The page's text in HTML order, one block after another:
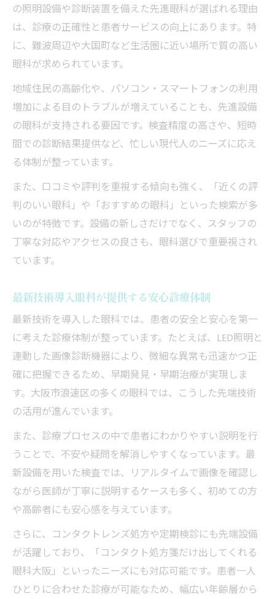
の照明設備や診断装置を備えた先進眼科が選ばれる理由
は、診療の正確性と患者サービスの向上にあります。特
に、難波周辺や大国町など生活圏に近い場所で質の高い
眼科が求められています。
地域住民の高齢化や、パソコン・スマートフォンの利用
増加による目のトラブルが増えていることも、先進設備
の眼科が支持される要因です。検査精度の高さや、短時
間での診断結果提供など、忙しい現代人のニーズに応え
る体制が整っています。
また、口コミや評判を重視する傾向も強く、「近くの評
判のいい眼科」や「おすすめの眼科」といった検索が多
いのが特徴です。設備の新しさだけでなく、スタッフの
丁寧な対応やアクセスの良さも、眼科選びで重要視され
ています。
最新技術導入眼科が提供する安心診療体制
最新技術を導入した眼科では、患者の安全と安心を第一
に考えた診療体制が整っています。たとえば、LED照明と
連動した画像診断機器により、微細な異常も迅速かつ正
確に把握できるため、早期発見・早期治療が実現しま
す。大阪市浪速区の多くの眼科では、こうした先端技術
の活用が進んでいます。
また、診療プロセスの中で患者にわかりやすい説明を行
うことで、不安や疑問を解消しやすくなっています。最
新設備を用いた検査では、リアルタイムで画像を確認し
ながら医師が丁寧に説明するケースも多く、初めての方
や高齢者にも安心感を与えています。
さらに、コンタクトレンズ処方や定期検診にも先端設備
が活躍しており、「コンタクト処方箋だけ出してくれる
眼科大阪」といったニーズにも対応可能です。患者一人
ひとりに合わせた診療が可能なため、幅広い年齢層から